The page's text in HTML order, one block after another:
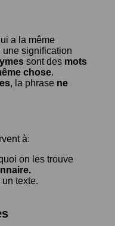
a la même
une signification
sont des mots
chose.
, la phrase ne
à:
on les trouve
texte.